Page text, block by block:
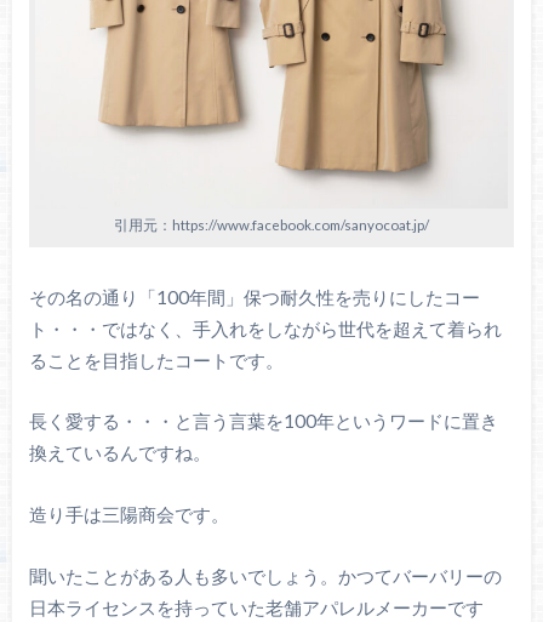
引用元：https://www.facebook.com/sanyocoat.jp/
その名の通り「100年間」保つ耐久性を売りにしたコー
ト・・・ではなく、手入れをしながら世代を超えて着られ
ることを目指したコートです。
長く愛する・・・と言う言葉を100年というワードに置き
換えているんですね。
造り手は三陽商会です。
聞いたことがある人も多いでしょう。かつてバーバリーの
日本ライセンスを持っていた老舗アパレルメーカーです